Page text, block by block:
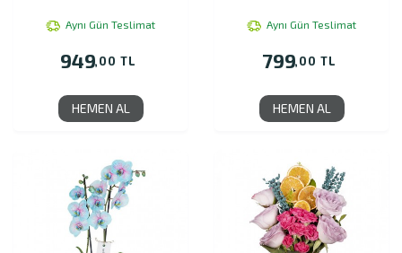
Aynı Gün Teslimat
949,00 TL
HEMEN AL
Aynı Gün Teslimat
799,00 TL
HEMEN AL